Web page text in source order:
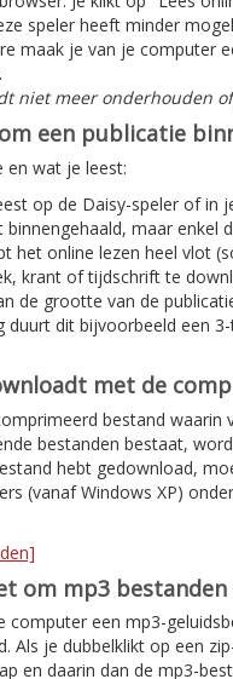
speler heeft minder
maak je van je computer
.
niet meer onderhouden
een publicatie
en wat je leest:
op de Daisy-speler of in
maar enkel
het online lezen heel vlot
krant of tijdschrift te
de grootte van de
duurt dit bijvoorbeeld een
met de
bestand
bestanden bestaat,
hebt gedownload,
(vanaf Windows XP)
om mp3
computer een mp3-
Als je dubbelklikt op een
en daarin dan de mp3-